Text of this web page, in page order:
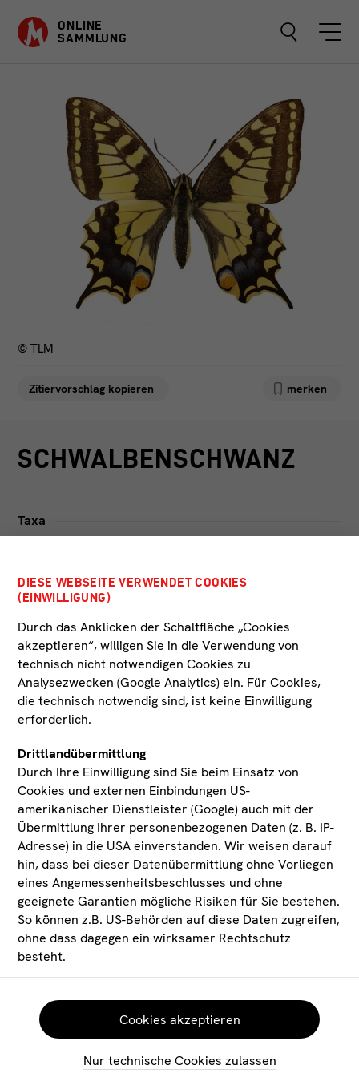
ONLINE
SAMMLUNG
OBJEKTE
SAMMLUNGEN
ÜBER
FAVORITEN
INSTAGRAM
© TLM
Zitiervorschlag kopieren merken
SCHWALBENSCHWANZ
Taxa
Sammlung
Inv.-Nr.
TLM-737
Zu den Tiroler Landesmuseen
Zum Verein Tiroler Landesmuseum
Ferdinandeum
FACEBOOK
KONTAKT
DATENSCHUTZ
DIESE WEBSEITE VERWENDET COOKIES
(EINWILLIGUNG)
Durch das Anklicken der Schaltfläche „Cookies
akzeptieren“, willigen Sie in die Verwendung von
technisch nicht notwendigen Cookies zu
Analysezwecken (Google Analytics) ein. Für Cookies,
die technisch notwendig sind, ist keine Einwilligung
erforderlich.
Drittlandübermittlung
Durch Ihre Einwilligung sind Sie beim Einsatz von
Cookies und externen Einbindungen US-
amerikanischer Dienstleister (Google) auch mit der
Übermittlung Ihrer personenbezogenen Daten (z. B. IP-
Adresse) in die USA einverstanden. Wir weisen darauf
hin, dass bei dieser Datenübermittlung ohne Vorliegen
eines Angemessenheitsbeschlusses und ohne
geeignete Garantien mögliche Risiken für Sie bestehen.
So können z.B. US-Behörden auf diese Daten zugreifen,
ohne dass dagegen ein wirksamer Rechtschutz
besteht.
Sie können Ihre Einwilligung jederzeit durch Löschung
der Cookies im entsprechenden Ordner im Web-
durch Anpassung der Datenschutzeinstellungen in der
Nur technische Cookies zulassen
Cookies akzeptieren